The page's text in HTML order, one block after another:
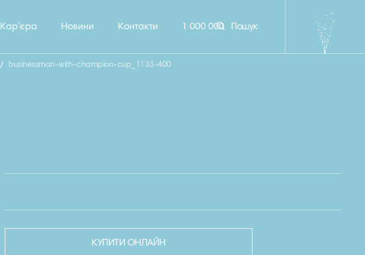
Кар'єра Новини Контакти 1 000 000 Пошук
/ businessman-with-champion-cup_1133-400
КУПИТИ ОНЛАЙН